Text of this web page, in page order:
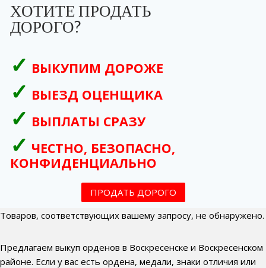
ХОТИТЕ ПРОДАТЬ
ДОРОГО?
ВЫКУПИМ ДОРОЖЕ
ВЫЕЗД ОЦЕНЩИКА
ВЫПЛАТЫ СРАЗУ
ЧЕСТНО, БЕЗОПАСНО,
КОНФИДЕНЦИАЛЬНО
ПРОДАТЬ ДОРОГО
Товаров, соответствующих вашему запросу, не обнаружено.
Предлагаем выкуп орденов в Воскресенске и Воскресенском
районе. Если у вас есть ордена, медали, знаки отличия или